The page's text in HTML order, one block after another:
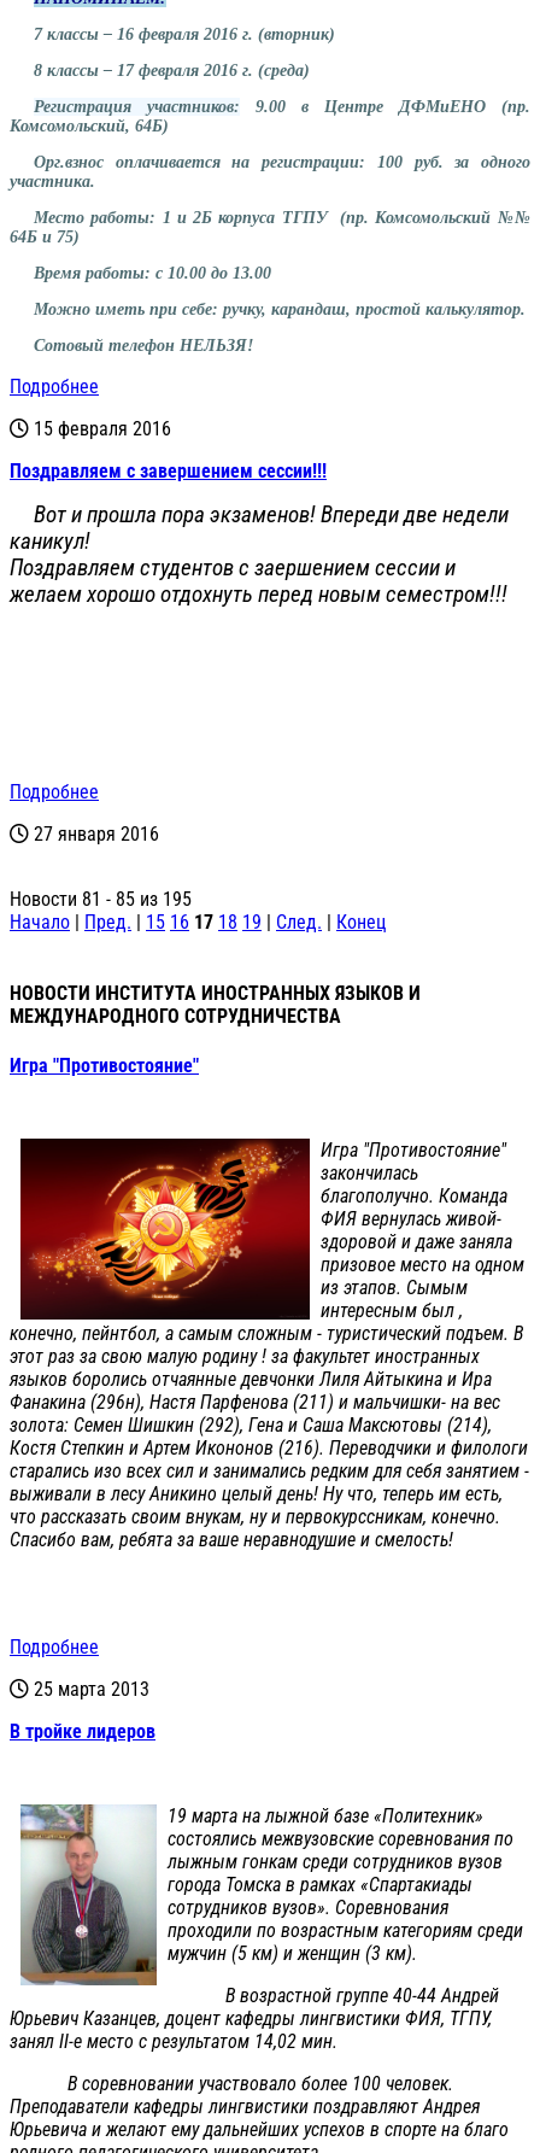
7 классы – 16 февраля 2016 г. (вторник)
8 классы – 17 февраля 2016 г. (среда)
Регистрация участников: 9.00 в Центре ДФМиЕНО (пр.
Комсомольский, 64Б)
Орг.взнос оплачивается на регистрации: 100 руб. за одного
участника.
Место работы: 1 и 2Б корпуса ТГПУ (пр. Комсомольский №№
64Б и 75)
Время работы: с 10.00 до 13.00
Можно иметь при себе: ручку, карандаш, простой калькулятор.
Сотовый телефон НЕЛЬЗЯ!
Подробнее
15 февраля 2016
Поздравляем с завершением сессии!!!
Вот и прошла пора экзаменов! Впереди две недели
каникул!
Поздравляем студентов с заершением сессии и
желаем хорошо отдохнуть перед новым семестром!!!
Подробнее
27 января 2016
Новости 81 - 85 из 195
Начало | Пред. | 15 16 17 18 19 | След. | Конец
НОВОСТИ ИНСТИТУТА ИНОСТРАННЫХ ЯЗЫКОВ И
МЕЖДУНАРОДНОГО СОТРУДНИЧЕСТВА
Игра "Противостояние"
Игра "Противостояние"
закончилась
благополучно. Команда
ФИЯ вернулась живой-
здоровой и даже заняла
призовое место на одном
из этапов. Сымым
интересным был ,
конечно, пейнтбол, а самым сложным - туристический подъем. В
этот раз за свою малую родину ! за факультет иностранных
языков боролись отчаянные девчонки Лиля Айтыкина и Ира
Фанакина (296н), Настя Парфенова (211) и мальчишки- на вес
золота: Семен Шишкин (292), Гена и Саша Максютовы (214),
Костя Степкин и Артем Икононов (216). Переводчики и филологи
старались изо всех сил и занимались редким для себя занятием -
выживали в лесу Аникино целый день! Ну что, теперь им есть,
что рассказать своим внукам, ну и первокурссникам, конечно.
Спасибо вам, ребята за ваше неравнодушие и смелость!
Подробнее
25 марта 2013
В тройке лидеров
19 марта на лыжной базе «Политехник»
состоялись межвузовские соревнования по
лыжным гонкам среди сотрудников вузов
города Томска в рамках «Спартакиады
сотрудников вузов». Соревнования
проходили по возрастным категориям среди
мужчин (5 км) и женщин (3 км).
В возрастной группе 40-44 Андрей
Юрьевич Казанцев, доцент кафедры лингвистики ФИЯ, ТГПУ,
занял II-е место с результатом 14,02 мин.
В соревновании участвовало более 100 человек.
Преподаватели кафедры лингвистики поздравляют Андрея
Юрьевича и желают ему дальнейших успехов в спорте на благо